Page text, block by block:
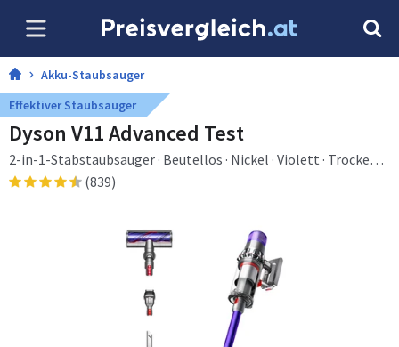
Akku-Staubsauger
Effektiver Staubsauger
Dyson V11 Advanced Test
2-in-1-Stabstaubsauger · Beutellos · Nickel · Violett · Trocken ·
Zyklonal · Teppich · Harter Boden · Vinyl · Holzboden
(839)